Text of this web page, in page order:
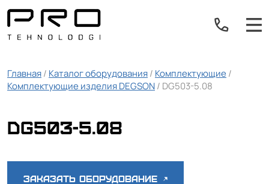
Главная/ Каталог оборудования/ Комплектующие/
Комплектующие изделия DEGSON/ DG503-5.08
DG503-5.08
Заказать оборудование